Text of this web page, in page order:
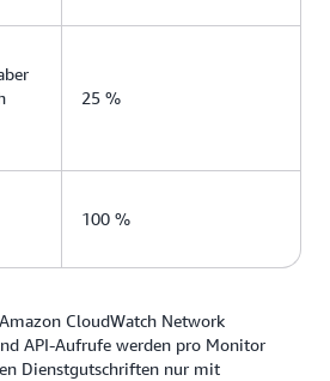
25 %
100 %
CloudWatch Network
API-Aufrufe werden pro Monitor
Dienstgutschriften nur mit